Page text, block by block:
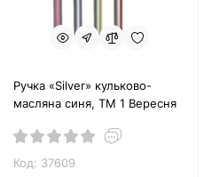
Ручка «Silver» кульково-
масляна синя, ТМ 1 Вересня
Код: 37609